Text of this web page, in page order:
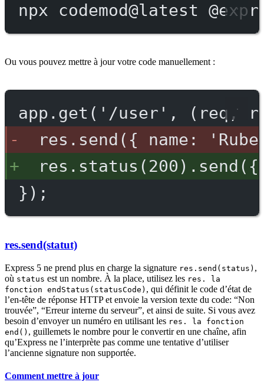
npx codemod@latest
Ou vous pouvez mettre à jour votre code manuellement :
app.get('/user', (req,
res.send({ name:
});
res.send(statut)
Express 5 ne prend plus en charge la signature res.send(status) ,
où status est un nombre. À la place, utilisez les res. la
fonction endStatus(statusCode) , qui définit le code d’état de
l’en-tête de réponse HTTP et envoie la version texte du code: “Non
trouvée”, “Erreur interne du serveur”, et ainsi de suite. Si vous avez
besoin d’envoyer un numéro en utilisant les res. la fonction
end() , guillemets le nombre pour le convertir en une chaîne, afin
qu’Express ne l’interprète pas comme une tentative d’utiliser
l’ancienne signature non supportée.
Comment mettre à jour